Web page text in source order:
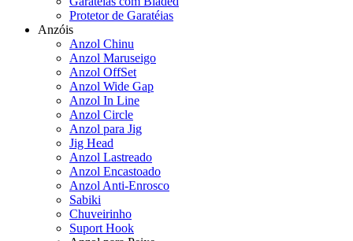
Protetor de Garatéias
Anzóis
Anzol Chinu
Anzol Maruseigo
Anzol OffSet
Anzol Wide Gap
Anzol In Line
Anzol Circle
Anzol para Jig
Jig Head
Anzol Lastreado
Anzol Encastoado
Anzol Anti-Enrosco
Sabiki
Chuveirinho
Suport Hook